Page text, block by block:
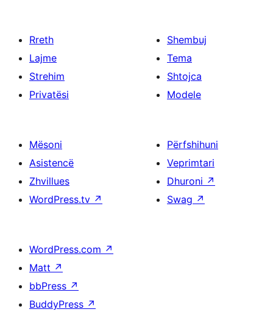
Rreth
Lajme
Strehim
Privatësi
Shembuj
Tema
Shtojca
Modele
Mësoni
Asistencë
Zhvillues
WordPress.tv ↗
Përfshihuni
Veprimtari
Dhuroni ↗
Swag ↗
WordPress.com ↗
Matt ↗
bbPress ↗
BuddyPress ↗